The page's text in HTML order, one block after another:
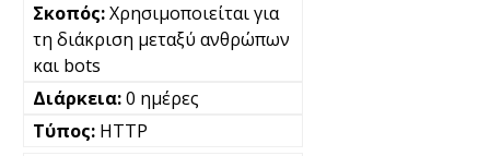
Χρησιμοποιείται για
τη διάκριση μεταξύ ανθρώπων
και bots
0 ημέρες
HTTP